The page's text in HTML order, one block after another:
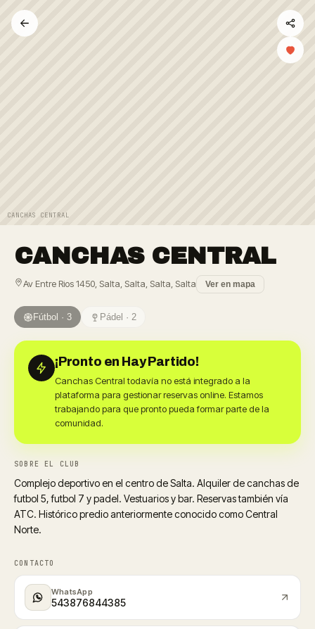
CANCHAS CENTRAL
CANCHAS CENTRAL
Av Entre Rios 1450, Salta, Salta, Salta, Salta Ver en mapa
Fútbol · 3 Pádel · 2
¡Pronto en Hay Partido!
Canchas Central todavía no está integrado a la
plataforma para gestionar reservas online. Estamos
trabajando para que pronto pueda formar parte de la
comunidad.
SOBRE EL CLUB
Complejo deportivo en el centro de Salta. Alquiler de canchas de
futbol 5, futbol 7 y padel. Vestuarios y bar. Reservas también vía
ATC. Histórico predio anteriormente conocido como Central
Norte.
CONTACTO
WhatsApp
543876844385